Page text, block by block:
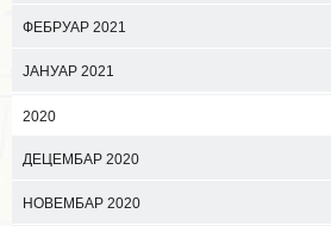
ФЕБРУАР 2021
ЈАНУАР 2021
2020
ДЕЦЕМБАР 2020
НОВЕМБАР 2020